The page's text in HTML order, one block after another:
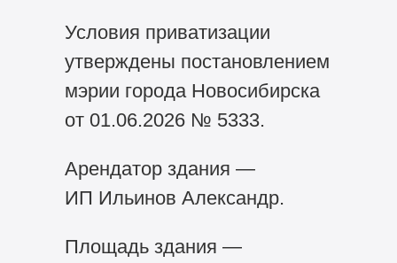
Условия приватизации
утверждены постановлением
мэрии города Новосибирска
от 01.06.2026 № 5333.
Арендатор здания —
ИП Ильинов Александр.
Площадь здания —